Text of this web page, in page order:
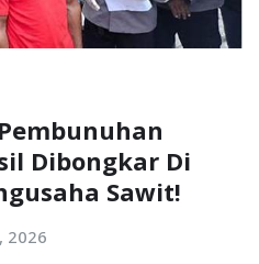
Dibongkar Di
Sawit!
2026